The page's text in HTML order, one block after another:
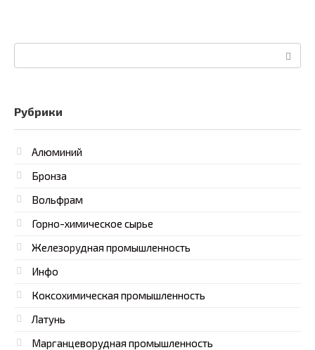
Поиск:
Рубрики
Алюминий
Бронза
Вольфрам
Горно-химическое сырье
Железорудная промышленность
Инфо
Коксохимическая промышленность
Латунь
Марганцеворудная промышленность